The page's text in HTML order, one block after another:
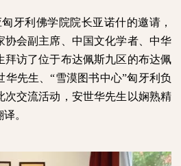
牙利佛学院院长亚诺什的邀请，
协会副主席、中国文化学者、中华
拜访了位于布达佩斯九区的布达佩
先生、“雪漠图书中心”匈牙利负
次交流活动，安世华先生以娴熟精
。